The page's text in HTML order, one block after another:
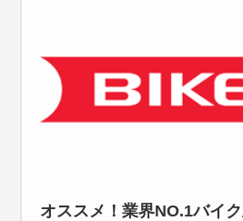
オススメ！業界NO.1バイ